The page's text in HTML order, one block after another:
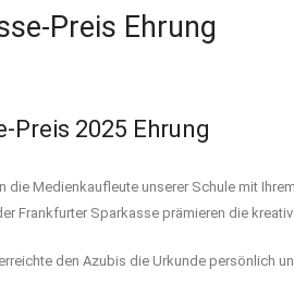
Preis Ehrung
Preis 2025 Ehrung
die Medienkaufleute unserer Schule mit
Frankfurter Sparkasse prämieren die
den Azubis die Urkunde persönlich